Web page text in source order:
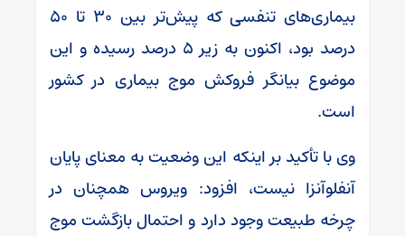
بیماری‌های تنفسی که پیش‌تر بین ۳۰ تا ۵۰
درصد بود، اکنون به زیر ۵ درصد رسیده و این
موضوع بیانگر فروکش موج بیماری در کشور
است.
وی با تأکید بر اینکه این وضعیت به معنای پایان
آنفلوآنزا نیست، افزود: ویروس همچنان در
چرخه طبیعت وجود دارد و احتمال بازگشت موج